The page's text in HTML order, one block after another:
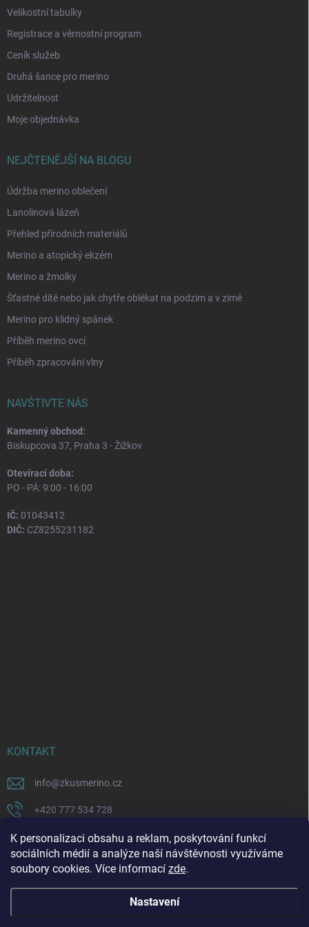
K personalizaci obsahu a reklam, poskytování funkcí
sociálních médií a analýze naší návštěvnosti využíváme
soubory cookies. Více informací zde.
Nastavení
Velikostní tabulky
Registrace a věrnostní program
Ceník služeb
Druhá šance pro merino
Udržitelnost
Moje objednávka
NEJČTENĚJŠÍ NA BLOGU
Údržba merino oblečení
Lanolinová lázeň
Přehled přírodních materiálů
Merino a atopický ekzém
Merino a žmolky
Šťastné dítě nebo jak chytře oblékat na podzim a v zimě
Merino pro klidný spánek
Příběh merino ovcí
Příběh zpracování vlny
NAVŠTIVTE NÁS
Kamenný obchod:
Biskupcova 37, Praha 3 - Žižkov
Otevírací doba:
PO - PÁ: 9:00 - 16:00
IČ: 01043412
DIČ: CZ8255231182
KONTAKT
info@zkusmerino.cz
+420 777 534 728
https://www.facebook.com/zkusmerino/
zkusmerino.cz